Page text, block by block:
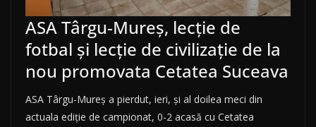
ASA Târgu-Mureș, lecție de
fotbal și lecție de civilizație de la
nou promovata Cetatea Suceava
ASA Târgu-Mureș a pierdut, ieri, și al doilea meci din
actuala ediție de campionat, 0-2 acasă cu Cetatea